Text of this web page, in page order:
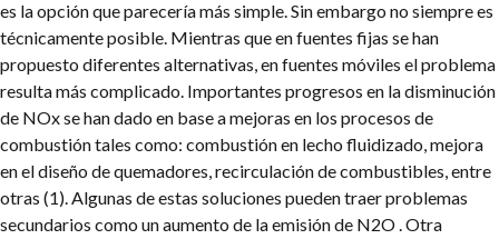
es la opción que parecería más simple. Sin embargo no siempre es
técnicamente posible. Mientras que en fuentes fijas se han
propuesto diferentes alternativas, en fuentes móviles el problema
resulta más complicado. Importantes progresos en la disminución
de NOx se han dado en base a mejoras en los procesos de
combustión tales como: combustión en lecho fluidizado, mejora
en el diseño de quemadores, recirculación de combustibles, entre
otras (1). Algunas de estas soluciones pueden traer problemas
secundarios como un aumento de la emisión de N2O . Otra